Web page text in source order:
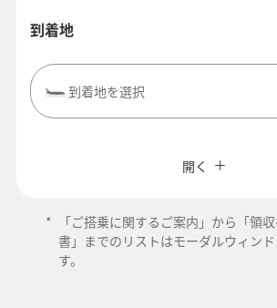
到着地
到着地を選択
往復で異なるクラスで検索
よく使う情報を登録する
開く
*
「ご搭乗に関するご案内」から「領
書」までのリストはモーダルウィン
す。